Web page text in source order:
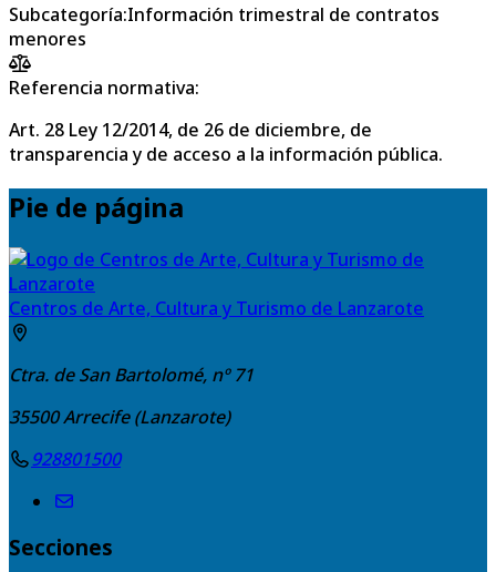
Subcategoría:Información trimestral de contratos
menores
Referencia normativa:
Art. 28 Ley 12/2014, de 26 de diciembre, de
transparencia y de acceso a la información pública.
Pie de página
Centros de Arte, Cultura y Turismo de Lanzarote
Ctra. de San Bartolomé, nº 71
35500Arrecife (Lanzarote)
928801500
Secciones